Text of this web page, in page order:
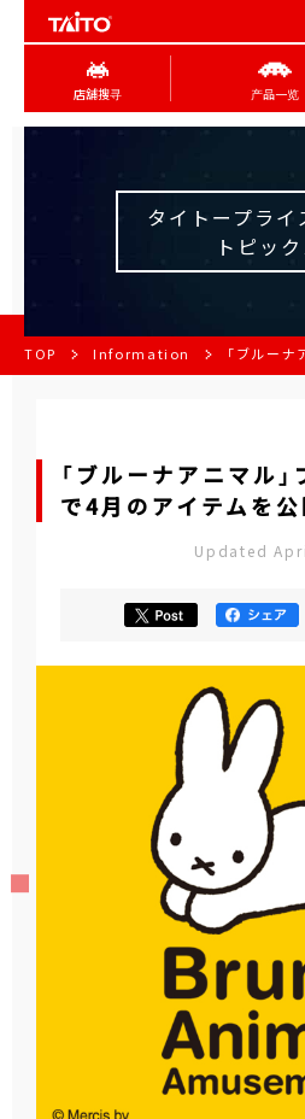
店舖搜寻 产品一览
タイトープラ
トピッ
TOP Information 「ブルーナ
「ブルーナアニマル
で4月のアイテムを公
Updated